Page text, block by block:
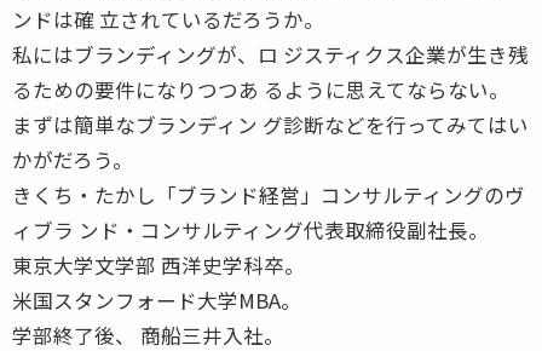
ンドは確 立されているだろうか。
私にはブランディングが、ロ ジスティクス企業が生き残
るための要件になりつつあ るように思えてならない。
まずは簡単なブランディン グ診断などを行ってみてはい
かがだろう。
きくち・たかし「ブランド経営」コンサルティングのヴ
ィブラ ンド・コンサルティング代表取締役副社長。
東京大学文学部 西洋史学科卒。
米国スタンフォード大学MBA。
学部終了後、 商船三井入社。